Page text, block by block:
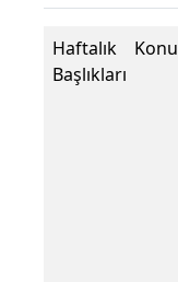
Haftalık Konu
Başlıkları